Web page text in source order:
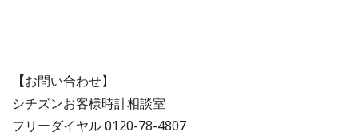
【お問い合わせ】
シチズンお客様時計相談室
フリーダイヤル 0120-78-4807